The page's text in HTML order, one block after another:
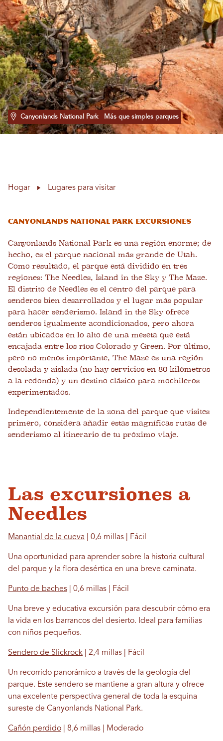
Canyonlands National Park Más que simples parques
Hogar Lugares para visitar
Canyonlands National Park Excursiones
Canyonlands National Park es una región enorme; de ​​
hecho, es el parque nacional más grande de Utah.
Como resultado, el parque está dividido en tres
regiones: The Needles, Island in the Sky y The Maze.
El distrito de Needles es el centro del parque para
senderos bien desarrollados y el lugar más popular
para hacer senderismo. Island in the Sky ofrece
senderos igualmente acondicionados, pero ahora
están ubicados en lo alto de una meseta que está
encajada entre los ríos Colorado y Green. Por último,
pero no menos importante, The Maze es una región
desolada y aislada (no hay servicios en 80 kilómetros
a la redonda) y un destino clásico para mochileros
experimentados.
Independientemente de la zona del parque que visites
primero, considera añadir estas magníficas rutas de
senderismo al itinerario de tu próximo viaje.
Las excursiones a
Needles
Manantial de la cueva | 0,6 millas | Fácil
Una oportunidad para aprender sobre la historia cultural
del parque y la flora desértica en una breve caminata.
Punto de baches | 0,6 millas | Fácil
Una breve y educativa excursión para descubrir cómo era
la vida en los barrancos del desierto. Ideal para familias
con niños pequeños.
Sendero de Slickrock | 2,4 millas | Fácil
Un recorrido panorámico a través de la geología del
parque. Este sendero se mantiene a gran altura y ofrece
una excelente perspectiva general de toda la esquina
sureste de Canyonlands National Park.
Cañón perdido | 8,6 millas | Moderado